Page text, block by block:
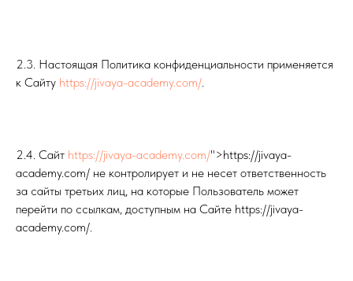
2.3. Настоящая Политика конфиденциальности применяется
к Сайту https://jivaya-academy.com/.
2.4. Сайт https://jivaya-academy.com/">https://jivaya-
academy.com/ не контролирует и не несет ответственность
за сайты третьих лиц, на которые Пользователь может
перейти по ссылкам, доступным на Сайте https://jivaya-
academy.com/.